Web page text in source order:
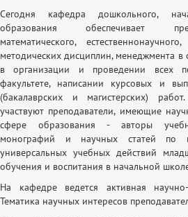
Сегодня кафедра дошкольного,
образования обеспечивает
математического,
методических дисциплин, менеджмента в
в организации и проведении всех
факультете, написании курсовых и
(бакалаврских и магистерских)
участвуют преподаватели, имеющие
сфере образования - авторы
монографий и научных статей по
универсальных учебных действий
обучения и воспитания в начальной
На кафедре ведется активная научно-
Тематика научных интересов